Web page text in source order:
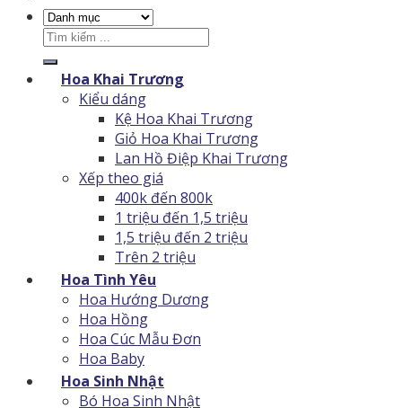
Tìm
kiếm:
Hoa Khai Trương
Kiểu dáng
Kệ Hoa Khai Trương
Giỏ Hoa Khai Trương
Lan Hồ Điệp Khai Trương
Xếp theo giá
400k đến 800k
1 triệu đến 1,5 triệu
1,5 triệu đến 2 triệu
Trên 2 triệu
Hoa Tình Yêu
Hoa Hướng Dương
Hoa Hồng
Hoa Cúc Mẫu Đơn
Hoa Baby
Hoa Sinh Nhật
Bó Hoa Sinh Nhật